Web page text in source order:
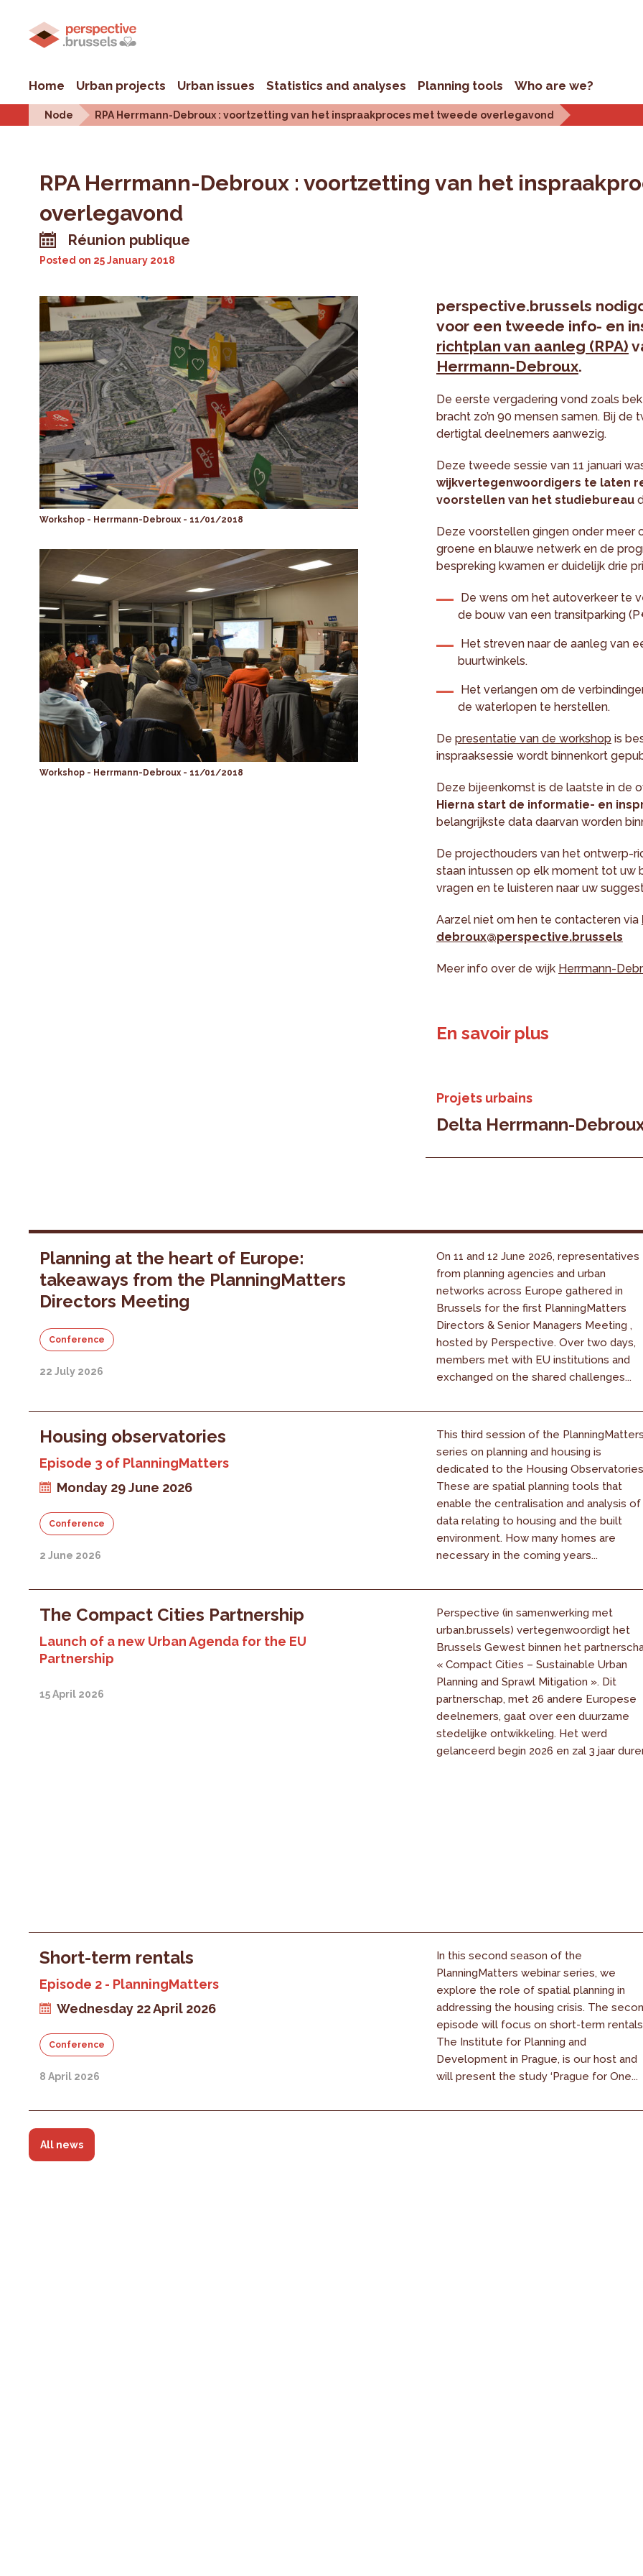
Home Urban projects Urban issues Statistics and analyses Planning tools Who are we?
Node RPA Herrmann-Debroux : voortzetting van het inspraakproces met tweede overlegavond
RPA Herrmann-Debroux : voortzetting van het
overlegavond
Réunion publique
Posted on 25 January 2018
Workshop - Herrmann-Debroux - 11/01/2018
Workshop - Herrmann-Debroux - 11/01/2018
perspective.brussels
voor een tweede info- en
richtplan van aanleg (RPA)
Herrmann-Debroux.
De eerste vergadering vond zoals
bracht zo’n 90 mensen samen. Bij
dertigtal deelnemers aanwezig.
Deze tweede sessie van 11 januari
wijkvertegenwoordigers te laten
voorstellen van het studiebureau
Deze voorstellen gingen onder meer
groene en blauwe netwerk en de
bespreking kwamen er duidelijk drie
De wens om het autoverkeer te
de bouw van een transitparking
Het streven naar de aanleg van
buurtwinkels.
Het verlangen om de
de waterlopen te herstellen.
Depresentatie van de workshop is
inspraaksessie wordt binnenkort
Deze bijeenkomst is de laatste in de
Hierna start de informatie- en
belangrijkste data daarvan worden
De projecthouders van het ontwerp-
staan intussen op elk moment tot uw
vragen en te luisteren naar uw
Aarzel niet om hen te contacteren via
debroux@perspective.brussels
Meer info over de wijk Herrmann-
En savoir plus
Projets urbains
Delta Herrmann-
Planning at the heart of Europe:
takeaways from the PlanningMatters
Directors Meeting
Conference
22 July 2026
On 11 and 12 June 2026, representatives
from planning agencies and urban
networks across Europe gathered in
Brussels for the first PlanningMatters
Directors & Senior Managers Meeting ,
hosted by Perspective. Over two days,
members met with EU institutions and
exchanged on the shared challenges...
Housing observatories
Episode 3 of PlanningMatters
Monday 29 June 2026
Conference
2 June 2026
This third session of the
series on planning and housing is
dedicated to the Housing
These are spatial planning tools that
enable the centralisation and analysis of
data relating to housing and the built
environment. How many homes are
necessary in the coming years...
The Compact Cities Partnership
Launch of a new Urban Agenda for the EU
Partnership
15 April 2026
Perspective (in samenwerking met
urban.brussels) vertegenwoordigt het
Brussels Gewest binnen het
« Compact Cities – Sustainable Urban
Planning and Sprawl Mitigation ». Dit
partnerschap, met 26 andere Europese
deelnemers, gaat over een duurzame
stedelijke ontwikkeling. Het werd
gelanceerd begin 2026 en zal 3 jaar
Short-term rentals
Episode 2 - PlanningMatters
Wednesday 22 April 2026
Conference
8 April 2026
In this second season of the
PlanningMatters webinar series, we
explore the role of spatial planning in
addressing the housing crisis. The
episode will focus on short-term
The Institute for Planning and
Development in Prague, is our host and
will present the study ‘Prague for One...
All news